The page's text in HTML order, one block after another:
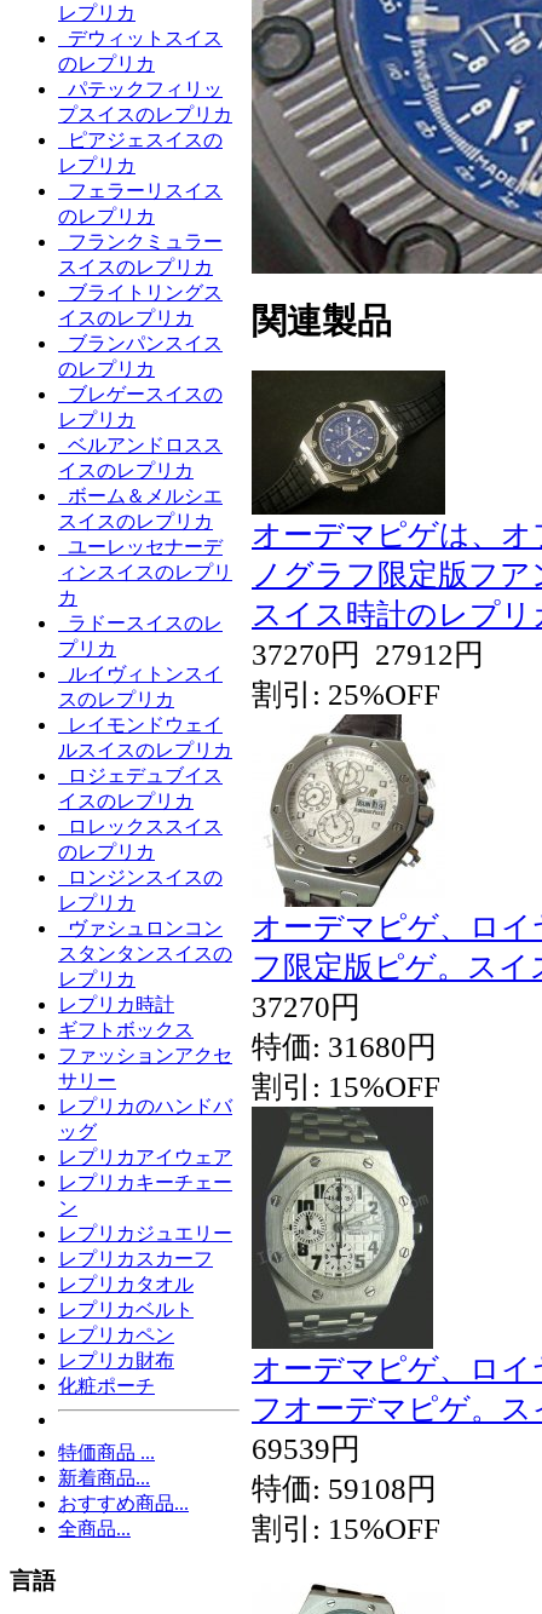
レプリカ
デウィットスイス
のレプリカ
パテックフィリッ
プスイスのレプリカ
ピアジェスイスの
レプリカ
フェラーリスイス
のレプリカ
フランクミュラー
スイスのレプリカ
ブライトリングス
イスのレプリカ
ブランパンスイス
のレプリカ
ブレゲースイスの
レプリカ
ベルアンドロスス
イスのレプリカ
ボーム＆メルシエ
スイスのレプリカ
ユーレッセナーデ
ィンスイスのレプリ
カ
ラドースイスのレ
プリカ
ルイヴィトンスイ
スのレプリカ
レイモンドウェイ
ルスイスのレプリカ
ロジェデュブイス
イスのレプリカ
ロレックススイス
のレプリカ
ロンジンスイスの
レプリカ
ヴァシュロンコン
スタンタンスイスの
レプリカ
レプリカ時計
ギフトボックス
ファッションアクセ
サリー
レプリカのハンドバ
ッグ
レプリカアイウェア
レプリカキーチェー
ン
レプリカジュエリー
レプリカスカーフ
レプリカタオル
レプリカベルト
レプリカペン
レプリカ財布
化粧ポーチ
特価商品 ...
新着商品...
おすすめ商品...
全商品...
言語
関連製品
オーデマピゲは、
ノグラフ限定版フ
スイス時計のレプリ
37270円
27912円
割引: 25%OFF
オーデマピゲ、ロ
フ限定版ピゲ。ス
37270円
特価: 31680円
割引: 15%OFF
オーデマピゲ、ロ
フオーデマピゲ。
69539円
特価: 59108円
割引: 15%OFF